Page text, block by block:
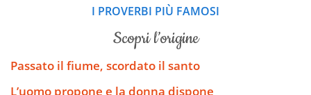
I PROVERBI PIÙ FAMOSI
scopri l’origine
Passato il fiume, scordato il santo
L’uomo propone e la donna dispone